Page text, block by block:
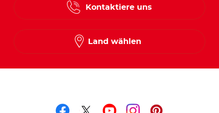
Kontaktiere uns
Land wählen